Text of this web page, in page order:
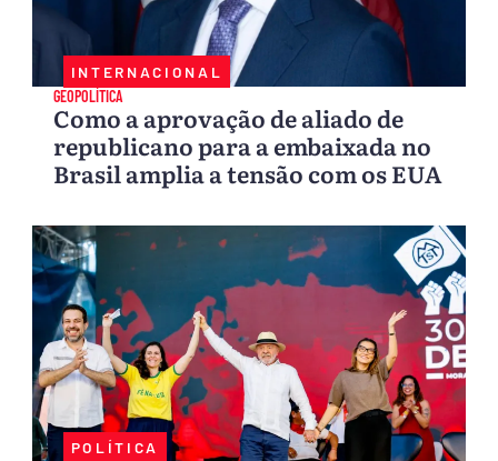
INTERNACIONAL
GEOPOLÍTICA
Como a aprovação de aliado de
republicano para a embaixada no
Brasil amplia a tensão com os EUA
POLÍTICA